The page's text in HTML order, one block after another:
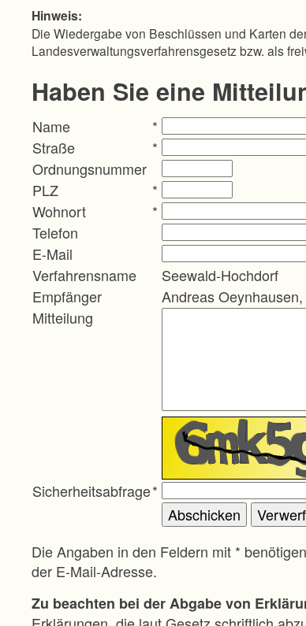
Hinweis:
Die Wiedergabe von Beschlüssen und Karten
Landesverwaltungsverfahrensgesetz bzw. als
Haben Sie eine
Name
*
Straße
*
Ordnungsnummer
PLZ
*
Wohnort
*
Telefon
E-Mail
Verfahrensname
Seewald-Hochdorf
Empfänger
Andreas
Mitteilung
Sicherheitsabfrage*
Die Angaben in den Feldern mit *
der E-Mail-Adresse.
Zu beachten bei der Abgabe von